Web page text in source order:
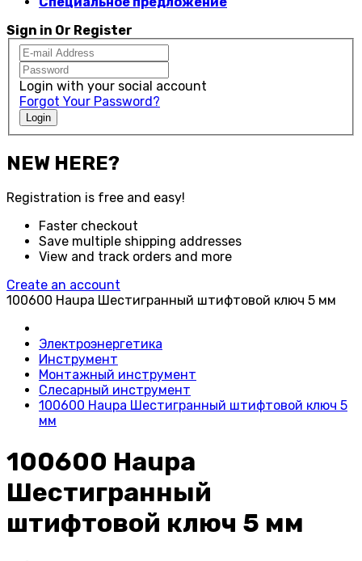
Sign in Or Register
Login with your social account
Forgot Your Password?
Login
NEW HERE?
Registration is free and easy!
Faster checkout
Save multiple shipping addresses
View and track orders and more
Create an account
100600 Haupa Шестигранный штифтовой ключ 5 мм
Электроэнергетика
Инструмент
Монтажный инструмент
Слесарный инструмент
100600 Haupa Шестигранный штифтовой ключ 5
мм
100600 Haupa
Шестигранный
штифтовой ключ 5 мм